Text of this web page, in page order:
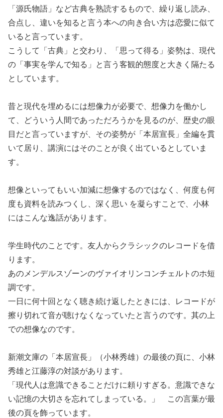
「源氏物語」など古典を熟読するもので、繰り返し読み、
合点し、違いを知ると言う本への向き合い方は恋愛に似て
いると言っています。
こうして「古典」と交わり、「思って得る」姿勢は、現代
の「事実を学んで知る」と言う客観的態度と大きく隔たる
としています。
昔と現代を埋めるには想像力が必要で、想像力を働かし
て、どういう人間であっただろうかを見るのが、歴史の眼
目だと言っていますが、その姿勢が「本居宣長」全編を貫
いて居り、講演にはそのことが良く出ているとしていま
す。
想像といってもいい加減に想像するのではなく、何度も何
度も資料を読みつくし、深く思い を凝らすことで、小林
にはこんな逸話があります。
学生時代のことです。友人からクラシックのレコードを借
ります。
あのメンデルスゾーンのヴァイオリンコンチェルトのホ短
調です。
一日に何十回となく聴き続け返したときには、レコードが
擦り切れて音が聴けなくなっていたと言うのです。其の上
での想像なのです。
新潮文庫の「本居宣長」（小林秀雄）の最後の頁に、小林
秀雄と江藤淳の対談があります。
「現代人は意識できることだけに頼りすぎる。意識できな
い記憶の大切さを忘れてしまっている。」 この言葉が最
後の頁を飾っています。